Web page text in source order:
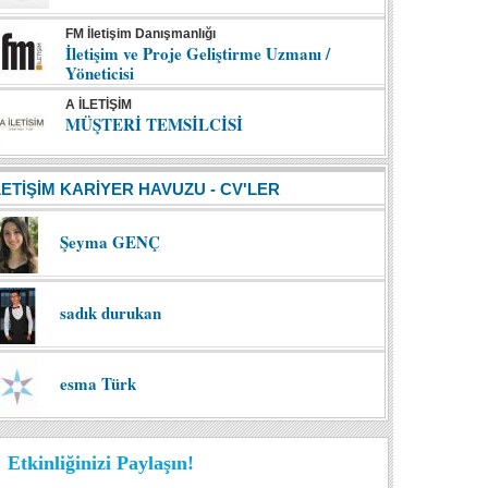
FM İletişim Danışmanlığı
İletişim ve Proje Geliştirme Uzmanı /
Yöneticisi
A İLETİŞİM
MÜŞTERİ TEMSİLCİSİ
KARİYER HAVUZU - CV'LER
Şeyma GENÇ
sadık durukan
esma Türk
Etkinliğinizi Paylaşın!